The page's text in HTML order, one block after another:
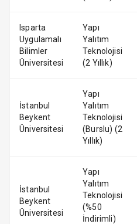
Isparta
Uygulamalı
Bilimler
Üniversitesi
Yapı
Yalıtım
Teknolojisi
(2 Yıllık)
İstanbul
Beykent
Üniversitesi
Yapı
Yalıtım
Teknolojisi
(Burslu) (2
Yıllık)
İstanbul
Beykent
Üniversitesi
Yapı
Yalıtım
Teknolojisi
(%50
İndirimli)